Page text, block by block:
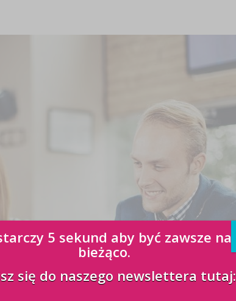
Europejskiej i tylko co dziesiąty Polak, podaje "Dziennik",
5 sekund aby być zawsze na
bieżąco.
się do naszego newslettera tutaj: